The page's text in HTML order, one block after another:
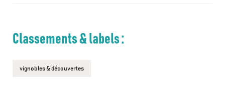
Classements & labels :
vignobles & découvertes